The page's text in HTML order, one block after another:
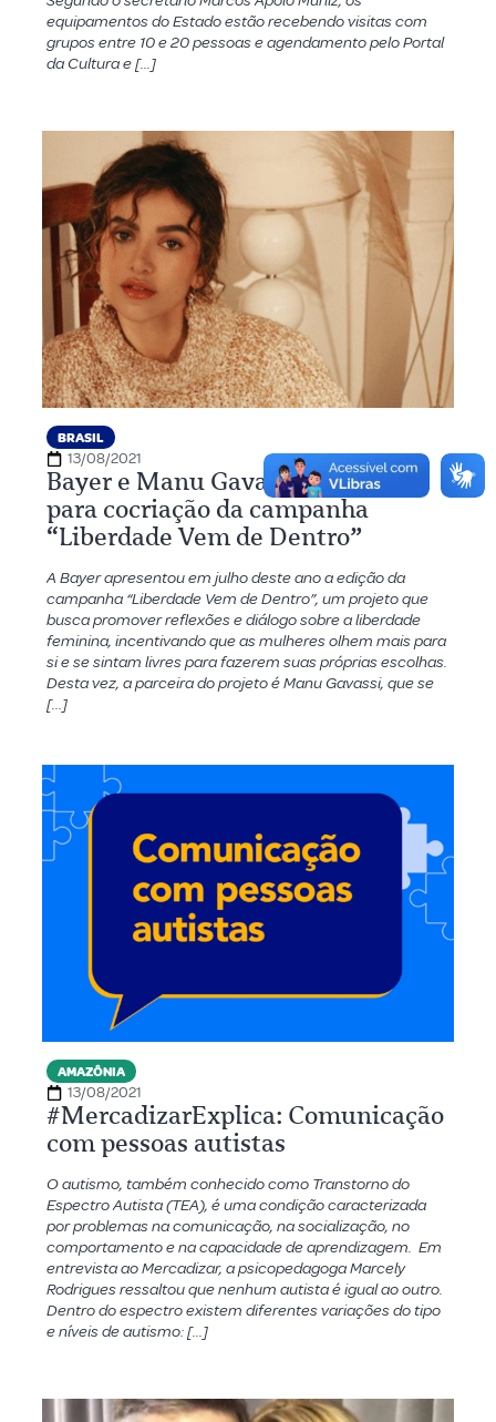
equipamentos do Estado estão recebendo visitas com
grupos entre 10 e 20 pessoas e agendamento pelo Portal
da Cultura e […]
BRASIL
13/08/2021
Bayer e Manu Gavassi se unem
para cocriação da campanha
“Liberdade Vem de Dentro”
A Bayer apresentou em julho deste ano a edição da
campanha “Liberdade Vem de Dentro”, um projeto que
busca promover reflexões e diálogo sobre a liberdade
feminina, incentivando que as mulheres olhem mais para
si e se sintam livres para fazerem suas próprias escolhas.
Desta vez, a parceira do projeto é Manu Gavassi, que se
[…]
AMAZÔNIA
13/08/2021
#MercadizarExplica: Comunicação
com pessoas autistas
O autismo, também conhecido como Transtorno do
Espectro Autista (TEA), é uma condição caracterizada
por problemas na comunicação, na socialização, no
comportamento e na capacidade de aprendizagem. Em
entrevista ao Mercadizar, a psicopedagoga Marcely
Rodrigues ressaltou que nenhum autista é igual ao outro.
Dentro do espectro existem diferentes variações do tipo
e níveis de autismo: […]